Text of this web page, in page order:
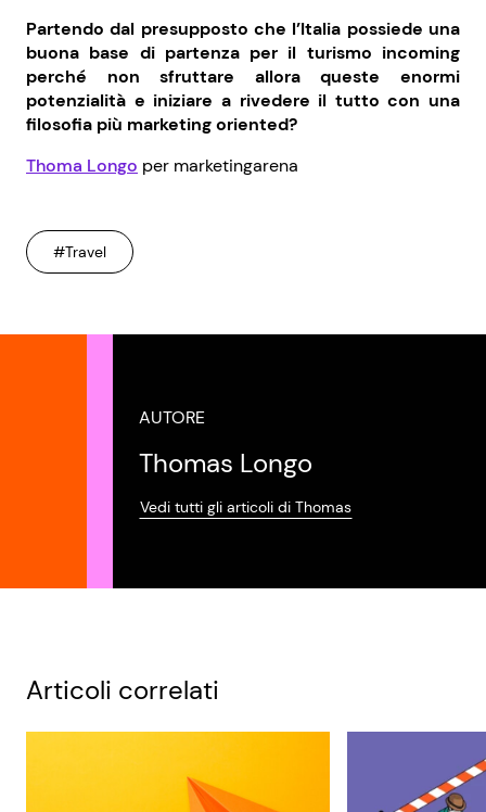
Partendo dal presupposto che l’Italia possiede una
buona base di partenza per il turismo incoming
perché non sfruttare allora queste enormi
potenzialità e iniziare a rivedere il tutto con una
filosofia più marketing oriented?
Thoma Longo per marketingarena
#Travel
AUTORE
Thomas Longo
Vedi tutti gli articoli di Thomas
Articoli correlati